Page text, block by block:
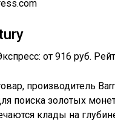
от 916 руб.
производитель
поиска золотых
клады на